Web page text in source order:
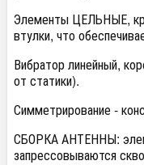
Элементы ЦЕЛЬНЫЕ,
втулки, что
Вибратор линейный,
от статики).
Симметрирование -
СБОРКА АНТЕННЫ:
запрессовываются